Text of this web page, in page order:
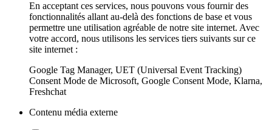
En acceptant ces services, nous pouvons vous fournir des
fonctionnalités allant au-delà des fonctions de base et vous
permettre une utilisation agréable de notre site internet. Avec
votre accord, nous utilisons les services tiers suivants sur ce
site internet :
Google Tag Manager, UET (Universal Event Tracking)
Consent Mode de Microsoft, Google Consent Mode, Klarna,
Freshchat
Contenu média externe